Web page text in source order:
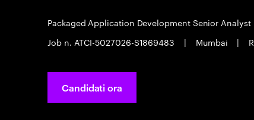
Packaged Application Development Senior Analyst
Job n. ATCI-5027026-S1869483
| Mumbai |
Candidati ora